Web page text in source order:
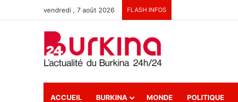
vendredi , 7 août 2026 FLASH INFOS
ACCUEIL BURKINA MONDE POLITIQUE